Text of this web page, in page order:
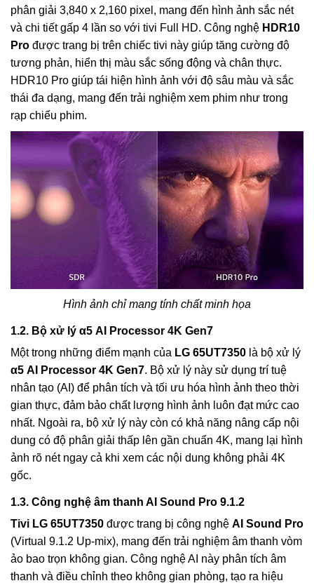
phân giải 3,840 x 2,160 pixel, mang đến hình ảnh sắc nét
và chi tiết gấp 4 lần so với tivi Full HD. Công nghệ HDR10
Pro được trang bị trên chiếc tivi này giúp tăng cường độ
tương phản, hiển thị màu sắc sống động và chân thực.
HDR10 Pro giúp tái hiện hình ảnh với độ sâu màu và sắc
thái đa dạng, mang đến trải nghiệm xem phim như trong
rạp chiếu phim.
Hình ảnh chỉ mang tính chất minh họa
1.2. Bộ xử lý α5 AI Processor 4K Gen7
Một trong những điểm mạnh của LG 65UT7350 là bộ xử lý
α5 AI Processor 4K Gen7. Bộ xử lý này sử dụng trí tuệ
nhân tạo (AI) để phân tích và tối ưu hóa hình ảnh theo thời
gian thực, đảm bảo chất lượng hình ảnh luôn đạt mức cao
nhất. Ngoài ra, bộ xử lý này còn có khả năng nâng cấp nội
dung có độ phân giải thấp lên gần chuẩn 4K, mang lại hình
ảnh rõ nét ngay cả khi xem các nội dung không phải 4K
gốc.
1.3. Công nghệ âm thanh AI Sound Pro 9.1.2
Tivi LG 65UT7350 được trang bị công nghệ AI Sound Pro
(Virtual 9.1.2 Up-mix), mang đến trải nghiệm âm thanh vòm
ảo bao trọn không gian. Công nghệ AI này phân tích âm
thanh và điều chỉnh theo không gian phòng, tạo ra hiệu